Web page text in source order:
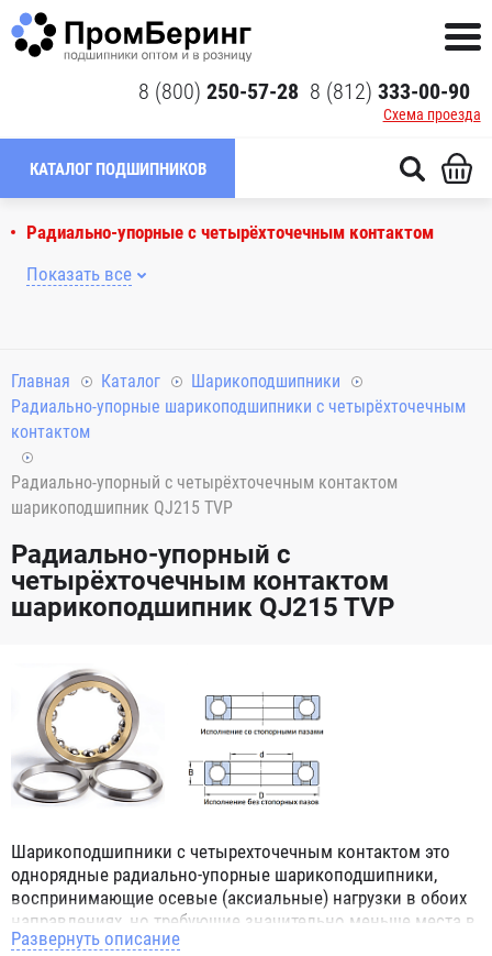
8 (800) 250-57-28 8 (812) 333-00-90
Схема проезда
КАТАЛОГ ПОДШИПНИКОВ
Радиально-упорные с четырёхточечным контактом
Показать все
Главная Каталог
Шарикоподшипники
Радиально-упорные шарикоподшипники с четырёхточечным
контактом
Радиально-упорный с четырёхточечным контактом
шарикоподшипник QJ215 TVP
Радиально-упорный с
четырёхточечным контактом
шарикоподшипник QJ215 TVP
Шарикоподшипники с четырехточечным контактом это
однорядные радиально-упорные шарикоподшипники,
воспринимающие осевые (аксиальные) нагрузки в обоих
направлениях, но требующие значительно меньше места в
корпусе в осевом направлении, чем конструкции с двумя
Развернуть описание